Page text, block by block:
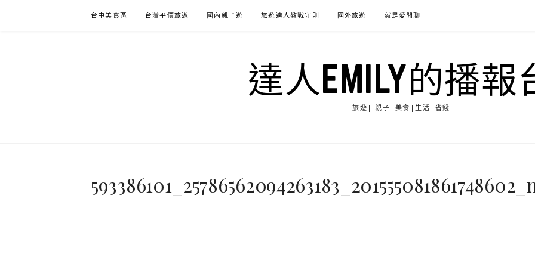
台中美食區 台灣平價旅遊 國內親子遊 旅遊達人教戰守則 國外旅遊 就是愛閒聊
達人EMILY的播報
旅遊| 親子|美食|生活|省錢